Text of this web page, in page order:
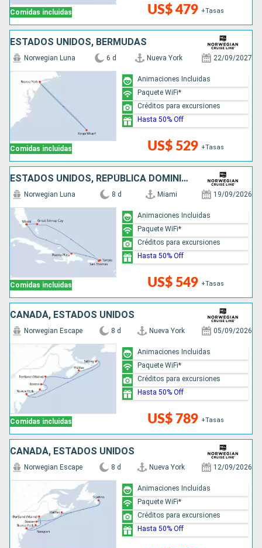
Comidas incluidas US$ 479 +Tasas
ESTADOS UNIDOS, BERMUDAS
Comidas incluidas
Norwegian Luna 6 d Nueva York 22/09/2027
US$ 529 +Tasas
Animaciones Incluidas
Paquete WiFi*
Créditos para excursiones
Hasta 50% Off
ESTADOS UNIDOS, REPÚBLICA DOMINICANA, BAHAMAS
Comidas incluidas
Norwegian Luna 8 d Miami 19/09/2026
US$ 549 +Tasas
Animaciones Incluidas
Paquete WiFi*
Créditos para excursiones
Hasta 50% Off
CANADÁ, ESTADOS UNIDOS
Comidas incluidas
Norwegian Escape 8 d Nueva York 05/09/2026
US$ 789 +Tasas
Animaciones Incluidas
Paquete WiFi*
Créditos para excursiones
Hasta 50% Off
CANADÁ, ESTADOS UNIDOS
Norwegian Escape 8 d Nueva York 12/09/2026
Animaciones Incluidas
Paquete WiFi*
Créditos para excursiones
Hasta 50% Off